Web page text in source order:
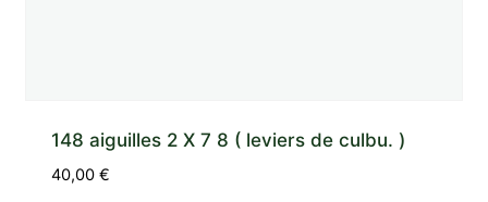
148 aiguilles 2 X 7 8 ( leviers de culbu. )
40,00€